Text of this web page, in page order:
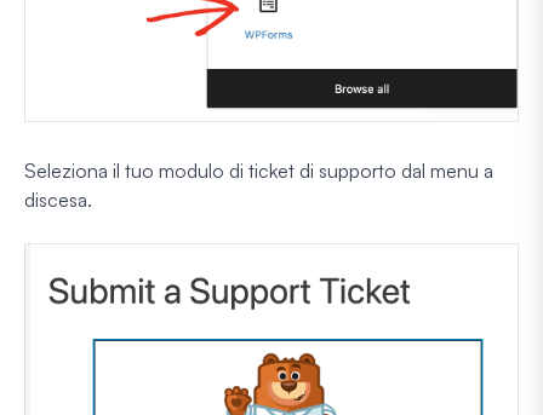
Seleziona il tuo modulo di ticket di supporto dal menu a
discesa.